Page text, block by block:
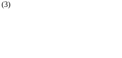
(3)